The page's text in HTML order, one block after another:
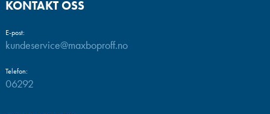
KONTAKT OSS
E-post:
kundeservice@maxboproff.no
Telefon:
06292